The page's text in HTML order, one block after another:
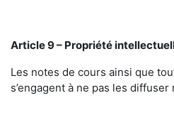
Article 9 – Propriété
Les notes de cours ainsi que
s’engagent à ne pas les